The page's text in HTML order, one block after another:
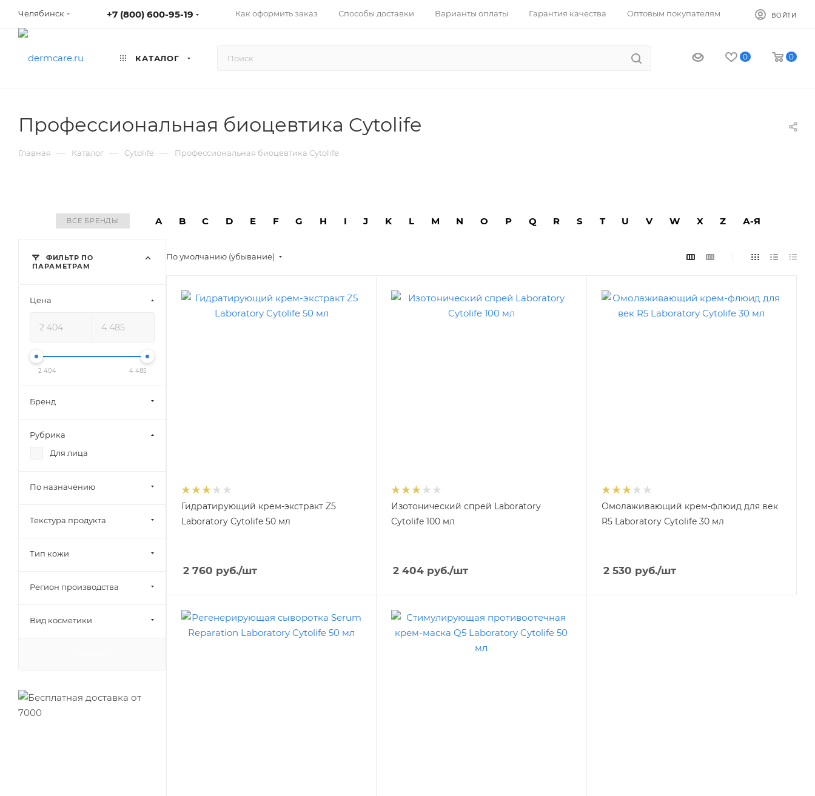
Челябинск +7 (800) 600-95-19 Как оформить заказ Способы доставки Варианты оплаты Гарантия качества Оптовым покупателям ВОЙТИ
КАТАЛОГ 0 0
Профессиональная биоцевтика Cytolife
Главная — Каталог — Cytolife — Профессиональная биоцевтика Cytolife
ВСЕ БРЕНДЫ A B C D E F G H I J K L M N O P Q R S T U V W X Z А-Я
По умолчанию (убывание)
Гидратирующий крем-экстракт Z5
Laboratory Cytolife 50 мл
2 760 руб./шт
Изотонический спрей Laboratory
Cytolife 100 мл
2 404 руб./шт
Омолаживающий крем-флюид для век
R5 Laboratory Cytolife 30 мл
2 530 руб./шт
ФИЛЬТР ПО
ПАРАМЕТРАМ
Цена
2 404 4 485
Бренд
Рубрика
Для лица
По назначению
Текстура продукта
Тип кожи
Регион производства
Вид косметики